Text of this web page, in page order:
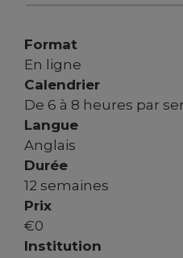
Format
En ligne
Calendrier
De 6 à 8 heures par
Langue
Anglais
Durée
12 semaines
Prix
€0
Institution